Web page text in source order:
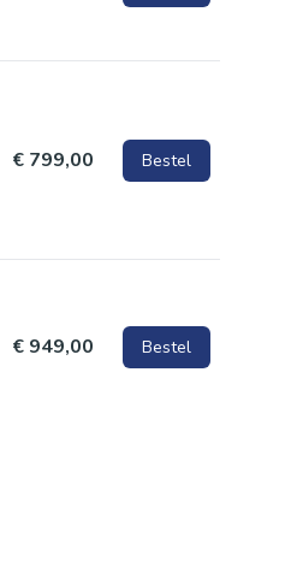
€ 799,00 Bestel
€ 949,00 Bestel